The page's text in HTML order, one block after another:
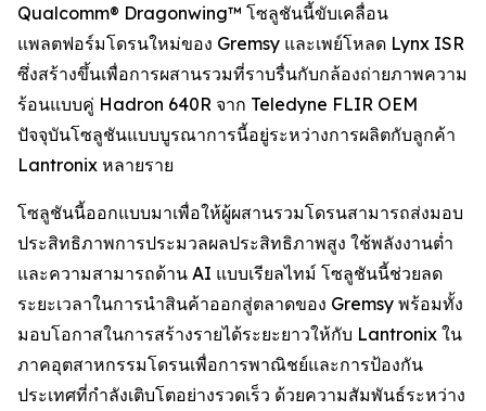
Qualcomm® Dragonwing™ โซลูชันนี้ขับเคลื่อน
แพลตฟอร์มโดรนใหม่ของ Gremsy และเพย์โหลด Lynx ISR
ซึ่งสร้างขึ้นเพื่อการผสานรวมที่ราบรื่นกับกล้องถ่ายภาพความ
ร้อนแบบคู่ Hadron 640R จาก Teledyne FLIR OEM
ปัจจุบันโซลูชันแบบบูรณาการนี้อยู่ระหว่างการผลิตกับลูกค้า
Lantronix หลายราย
โซลูชันนี้ออกแบบมาเพื่อให้ผู้ผสานรวมโดรนสามารถส่งมอบ
ประสิทธิภาพการประมวลผลประสิทธิภาพสูง ใช้พลังงานต่ำ
และความสามารถด้าน AI แบบเรียลไทม์ โซลูชันนี้ช่วยลด
ระยะเวลาในการนำสินค้าออกสู่ตลาดของ Gremsy พร้อมทั้ง
มอบโอกาสในการสร้างรายได้ระยะยาวให้กับ Lantronix ใน
ภาคอุตสาหกรรมโดรนเพื่อการพาณิชย์และการป้องกัน
ประเทศที่กำลังเติบโตอย่างรวดเร็ว ด้วยความสัมพันธ์ระหว่าง